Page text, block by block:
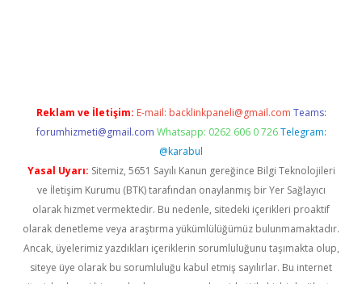
Reklam ve İletişim: E-mail: backlinkpaneli@gmail.com Teams:
forumhizmeti@gmail.com Whatsapp: 0262 606 0 726 Telegram:
@karabul
Yasal Uyarı: Sitemiz, 5651 Sayılı Kanun gereğince Bilgi Teknolojileri
ve İletişim Kurumu (BTK) tarafından onaylanmış bir Yer Sağlayıcı
olarak hizmet vermektedir. Bu nedenle, sitedeki içerikleri proaktif
olarak denetleme veya araştırma yükümlülüğümüz bulunmamaktadır.
Ancak, üyelerimiz yazdıkları içeriklerin sorumluluğunu taşımakta olup,
siteye üye olarak bu sorumluluğu kabul etmiş sayılırlar. Bu internet